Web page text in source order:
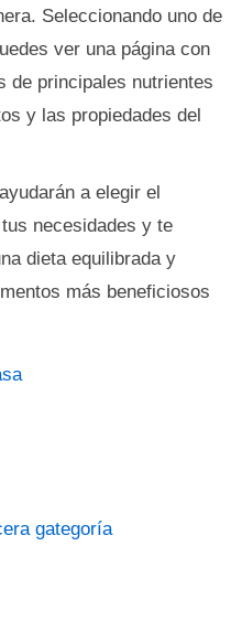
Seleccionando uno de
ver una página con
de principales nutrientes
y las propiedades del
a elegir el
necesidades y te
dieta equilibrada y
más beneficiosos
gategoría